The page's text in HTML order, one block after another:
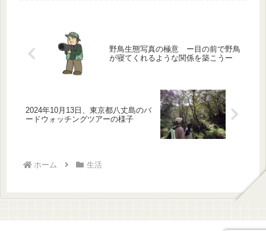
野鳥生態写真の極意 ー目の前で野鳥
が寝てくれるような関係を築こうー
2024年10月13日、東京都八丈島のバ
ードウォッチングツアーの様子
ホーム 生活